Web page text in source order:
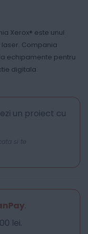
Xerox® este unul
Compania
echipamente pentru
digitala.
un proiect cu
si te
.
lei.